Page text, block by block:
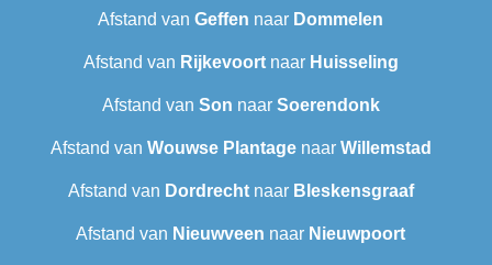
Afstand van Geffen naar Dommelen
Afstand van Rijkevoortnaar Huisseling
Afstand van Son naar Soerendonk
Afstand van Wouwse Plantagenaar Willemstad
Afstand van Dordrechtnaar Bleskensgraaf
Afstand van Nieuwveen naar Nieuwpoort